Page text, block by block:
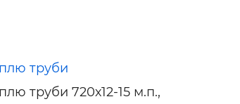
труби
труби 720х12-15 м.п.,